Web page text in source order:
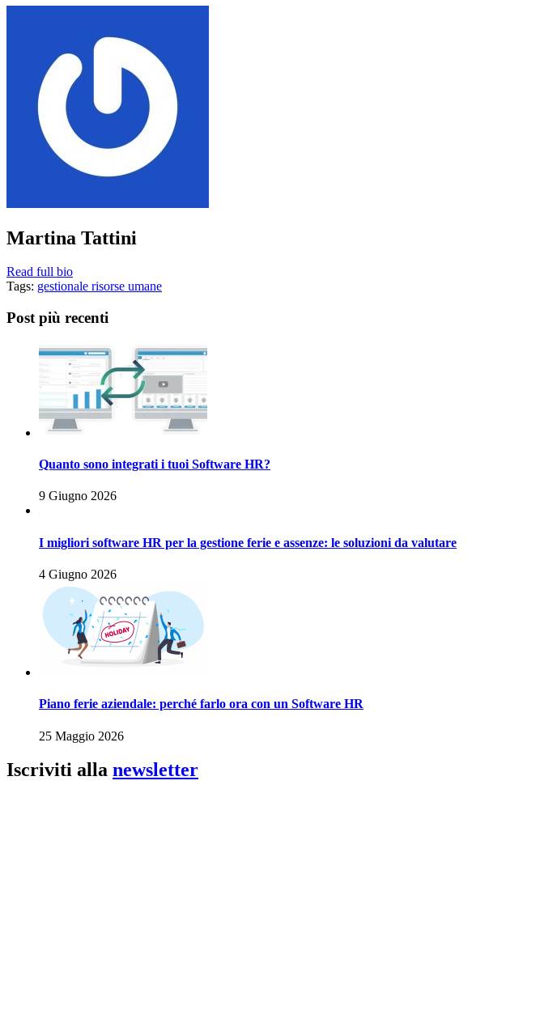
Martina Tattini
Read full bio
Tags: gestionale risorse umane
Post più recenti
Quanto sono integrati i tuoi Software HR?
9 Giugno 2026
I migliori software HR per la gestione ferie e assenze: le soluzioni da valutare
4 Giugno 2026
Piano ferie aziendale: perché farlo ora con un Software HR
25 Maggio 2026
Iscriviti alla newsletter